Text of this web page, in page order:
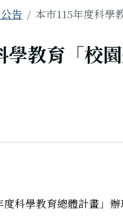
告 本市115年度科學
學教育「校
科學教育總體計畫」辦